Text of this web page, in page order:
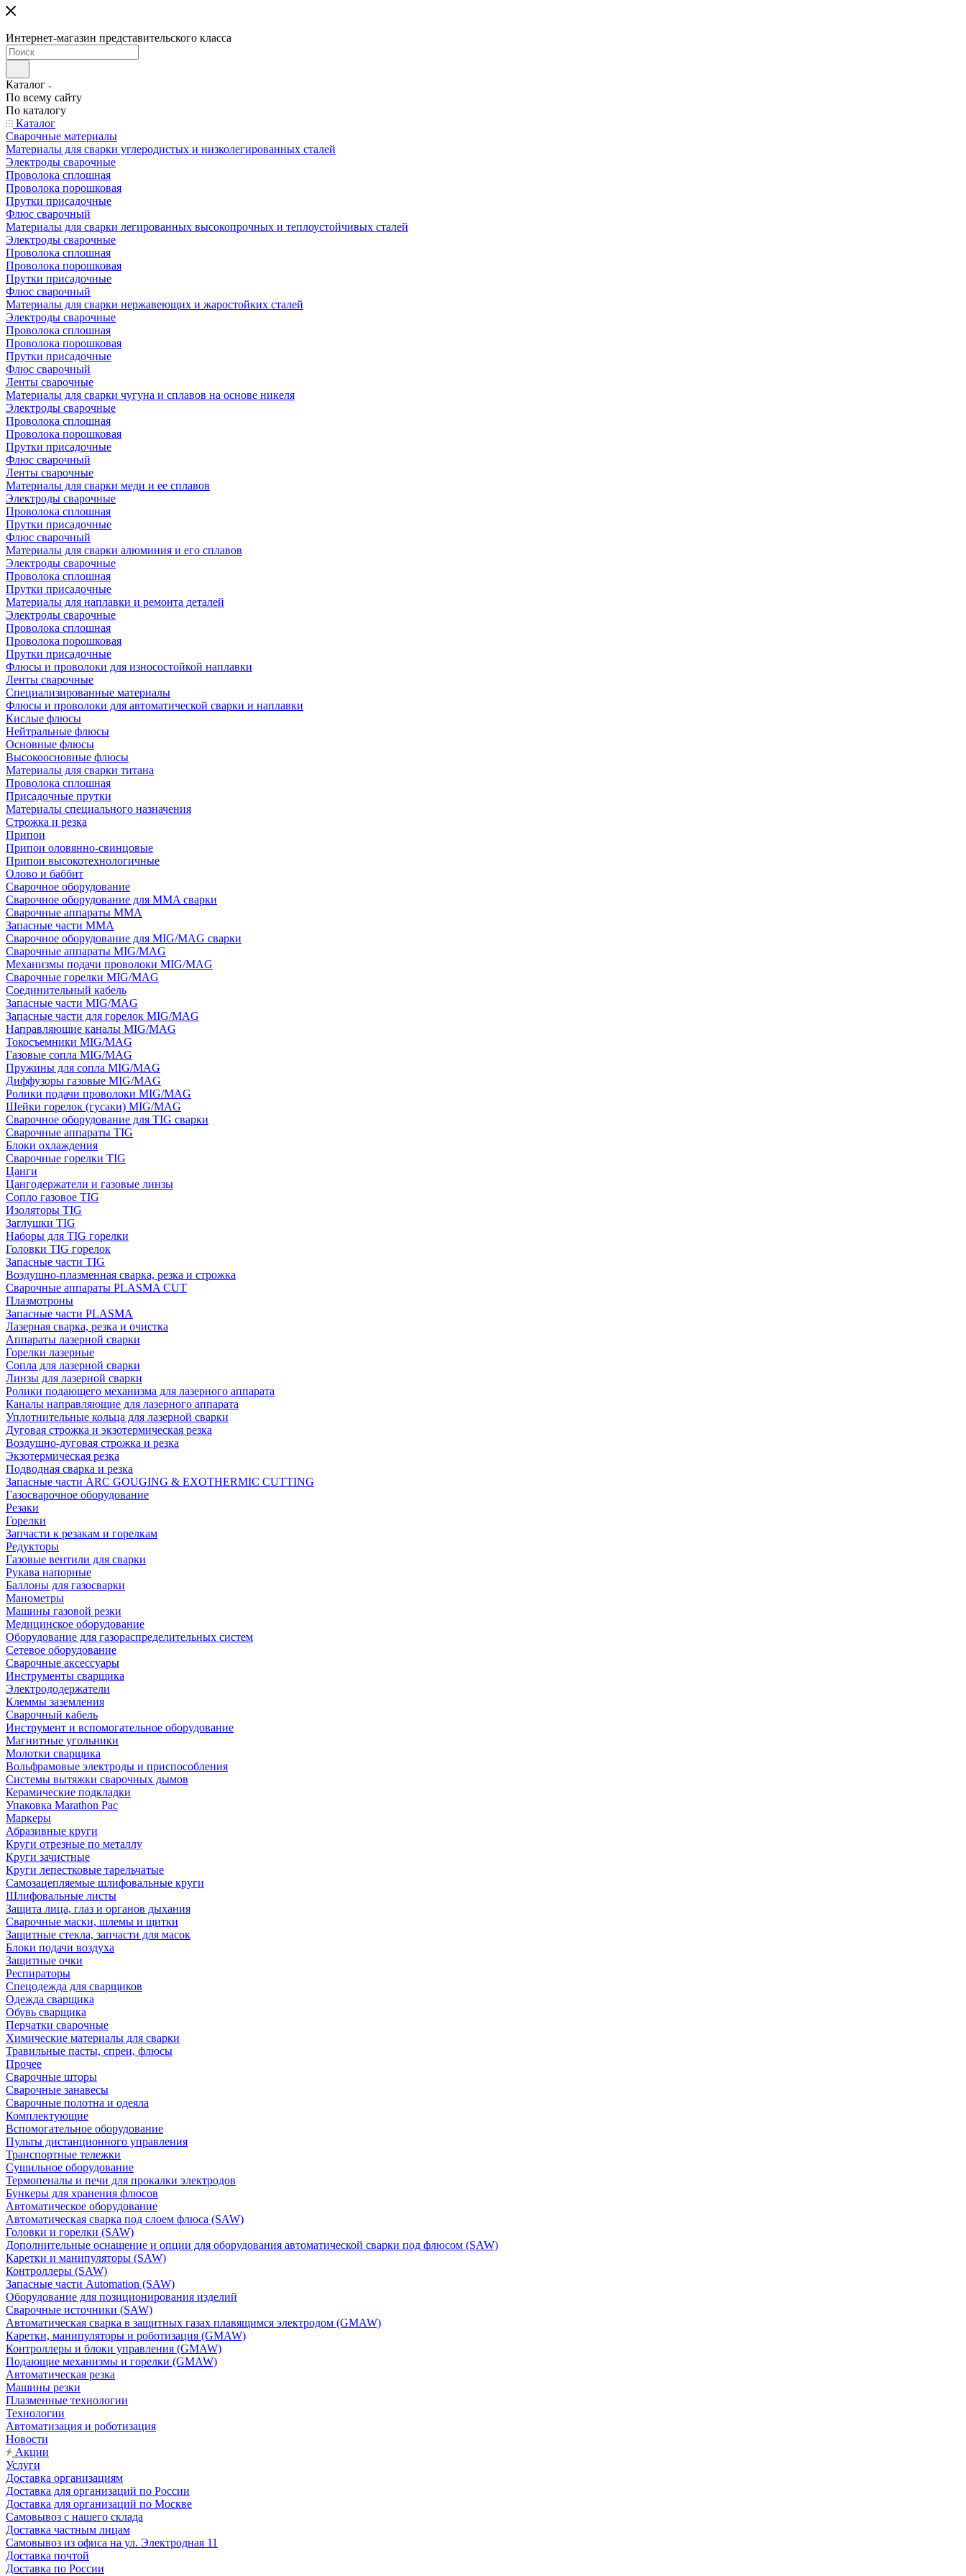
Интернет-магазин представительского класса
Каталог
По всему сайту
По каталогу
Каталог
Сварочные материалы
Материалы для сварки углеродистых и низколегированных сталей
Электроды сварочные
Проволока сплошная
Проволока порошковая
Прутки присадочные
Флюс сварочный
Материалы для сварки легированных высокопрочных и теплоустойчивых сталей
Электроды сварочные
Проволока сплошная
Проволока порошковая
Прутки присадочные
Флюс сварочный
Материалы для сварки нержавеющих и жаростойких сталей
Электроды сварочные
Проволока сплошная
Проволока порошковая
Прутки присадочные
Флюс сварочный
Ленты сварочные
Материалы для сварки чугуна и сплавов на основе никеля
Электроды сварочные
Проволока сплошная
Проволока порошковая
Прутки присадочные
Флюс сварочный
Ленты сварочные
Материалы для сварки меди и ее сплавов
Электроды сварочные
Проволока сплошная
Прутки присадочные
Флюс сварочный
Материалы для сварки алюминия и его сплавов
Электроды сварочные
Проволока сплошная
Прутки присадочные
Материалы для наплавки и ремонта деталей
Электроды сварочные
Проволока сплошная
Проволока порошковая
Прутки присадочные
Флюсы и проволоки для износостойкой наплавки
Ленты сварочные
Специализированные материалы
Флюсы и проволоки для автоматической сварки и наплавки
Кислые флюсы
Нейтральные флюсы
Основные флюсы
Высокоосновные флюсы
Материалы для сварки титана
Проволока сплошная
Присадочные прутки
Материалы специального назначения
Строжка и резка
Припои
Припои оловянно-свинцовые
Припои высокотехнологичные
Олово и баббит
Сварочное оборудование
Сварочное оборудование для MMA сварки
Сварочные аппараты MMA
Запасные части MMA
Сварочное оборудование для MIG/MAG сварки
Сварочные аппараты MIG/MAG
Механизмы подачи проволоки MIG/MAG
Сварочные горелки MIG/MAG
Соединительный кабель
Запасные части MIG/MAG
Запасные части для горелок MIG/MAG
Направляющие каналы MIG/MAG
Токосъемники MIG/MAG
Газовые сопла MIG/MAG
Пружины для сопла MIG/MAG
Диффузоры газовые MIG/MAG
Ролики подачи проволоки MIG/MAG
Шейки горелок (гусаки) MIG/MAG
Сварочное оборудование для TIG сварки
Сварочные аппараты TIG
Блоки охлаждения
Сварочные горелки TIG
Цанги
Цангодержатели и газовые линзы
Сопло газовое TIG
Изоляторы TIG
Заглушки TIG
Наборы для TIG горелки
Головки TIG горелок
Запасные части TIG
Воздушно-плазменная сварка, резка и строжка
Сварочные аппараты PLASMA CUT
Плазмотроны
Запасные части PLASMA
Лазерная сварка, резка и очистка
Аппараты лазерной сварки
Горелки лазерные
Сопла для лазерной сварки
Линзы для лазерной сварки
Ролики подающего механизма для лазерного аппарата
Каналы направляющие для лазерного аппарата
Уплотнительные кольца для лазерной сварки
Дуговая строжка и экзотермическая резка
Воздушно-дуговая строжка и резка
Экзотермическая резка
Подводная сварка и резка
Запасные части ARC GOUGING & EXOTHERMIC CUTTING
Газосварочное оборудование
Резаки
Горелки
Запчасти к резакам и горелкам
Редукторы
Газовые вентили для сварки
Рукава напорные
Баллоны для газосварки
Манометры
Машины газовой резки
Медицинское оборудование
Оборудование для газораспределительных систем
Сетевое оборудование
Сварочные аксессуары
Инструменты сварщика
Электрододержатели
Клеммы заземления
Сварочный кабель
Инструмент и вспомогательное оборудование
Магнитные угольники
Молотки сварщика
Вольфрамовые электроды и приспособления
Системы вытяжки сварочных дымов
Керамические подкладки
Упаковка Marathon Pac
Маркеры
Абразивные круги
Круги отрезные по металлу
Круги зачистные
Круги лепестковые тарельчатые
Самозацепляемые шлифовальные круги
Шлифовальные листы
Защита лица, глаз и органов дыхания
Сварочные маски, шлемы и щитки
Защитные стекла, запчасти для масок
Блоки подачи воздуха
Защитные очки
Респираторы
Спецодежда для сварщиков
Одежда сварщика
Обувь сварщика
Перчатки сварочные
Химические материалы для сварки
Травильные пасты, спреи, флюсы
Прочее
Сварочные шторы
Сварочные занавесы
Сварочные полотна и одеяла
Комплектующие
Вспомогательное оборудование
Пульты дистанционного управления
Транспортные тележки
Сушильное оборудование
Термопеналы и печи для прокалки электродов
Бункеры для хранения флюсов
Автоматическое оборудование
Автоматическая сварка под слоем флюса (SAW)
Головки и горелки (SAW)
Дополнительные оснащение и опции для оборудования автоматической сварки под флюсом (SAW)
Каретки и манипуляторы (SAW)
Контроллеры (SAW)
Запасные части Automation (SAW)
Оборудование для позиционирования изделий
Сварочные источники (SAW)
Автоматическая сварка в защитных газах плавящимся электродом (GMAW)
Каретки, манипуляторы и роботизация (GMAW)
Контроллеры и блоки управления (GMAW)
Подающие механизмы и горелки (GMAW)
Автоматическая резка
Машины резки
Плазменные технологии
Технологии
Автоматизация и роботизация
Новости
Акции
Услуги
Доставка организациям
Доставка для организаций по России
Доставка для организаций по Москве
Самовывоз с нашего склада
Доставка частным лицам
Самовывоз из офиса на ул. Электродная 11
Доставка почтой
Доставка по России